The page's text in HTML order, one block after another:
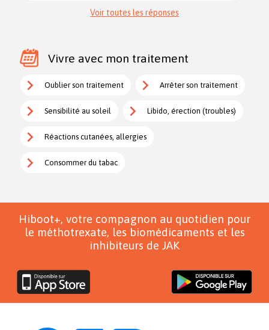
Voir toutes les réponses
Vivre avec mon traitement
Oublier son traitement Arrêter son traitement
Sensibilité au soleil Libido, érection (troubles)
Réactions cutanées, allergies
Consommer du tabac
Hiboot+, votre compagnon au quotidien pour
le méthotrexate, les biomédicaments et les
inhibiteurs de JAK